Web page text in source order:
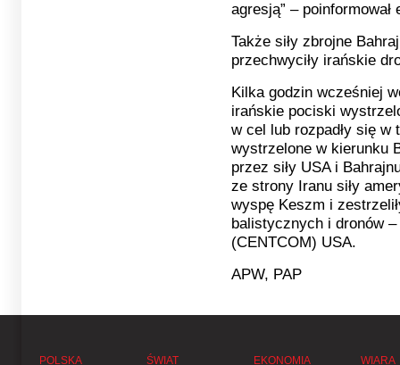
agresją” –
Także siły zbrojne
przechwyciły irańskie
Kilka godzin wcześniej
irańskie pociski
w cel lub rozpadły się
wystrzelone w kierunku
przez siły USA i
ze strony Iranu siły
wyspę Keszm i
balistycznych i dronów –
(CENTCOM) USA.
APW, PAP
POLSKA
ŚWIAT
EKONOMIA
WIARA